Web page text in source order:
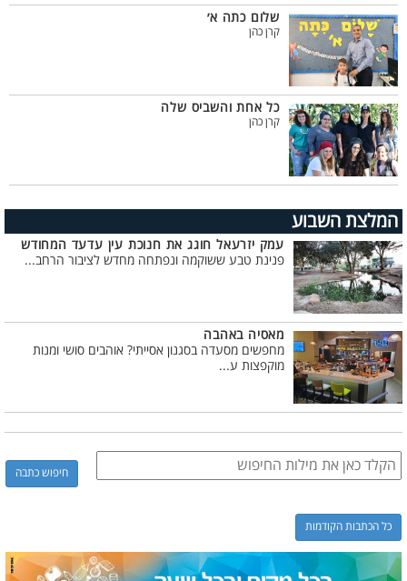
שלום כתה א׳
קרן כהן
כל אחת והשביס שלה
קרן כהן
המלצת השבוע
עמק יזרעאל חוגג את חנוכת עין עדעד המחודש
פנינת טבע ששוקמה ונפתחה מחדש לציבור הרחב...
מאסיה באהבה
מחפשים מסעדה בסגנון אסייתי? אוהבים סושי ומנות
מוקפצות ע...
כל הכתבות הקודמות